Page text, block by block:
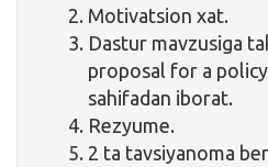
Motivatsion xat.
Dastur mavzusiga
proposal for a
sahifadan iborat.
Rezyume.
2 ta tavsiyanoma